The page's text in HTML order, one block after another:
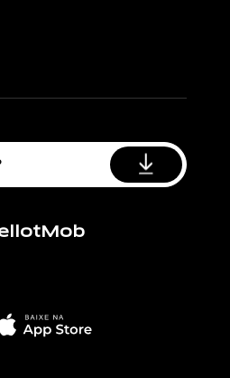
Play
na Apple Store